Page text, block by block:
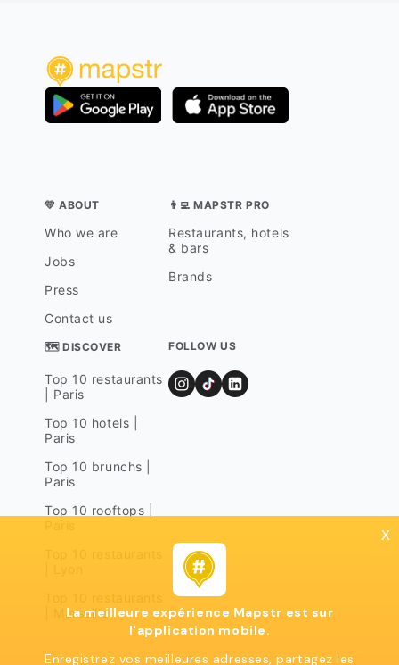
💛 ABOUT
Who we are
Jobs
Press
Contact us
👨‍💻 MAPSTR PRO
Restaurants, hotels
& bars
Brands
🗺 DISCOVER
Top 10 restaurants
| Paris
Top 10 hotels |
Paris
Top 10 brunchs |
Paris
Top 10 rooftops |
| Marseille
FOLLOW US
x
La meilleure expérience Mapstr est sur
l'application mobile.
Enregistrez vos meilleures adresses, partagez les